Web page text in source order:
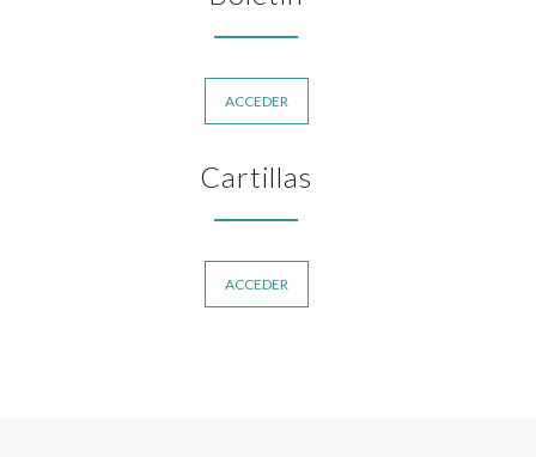
ACCEDER
Cartillas
ACCEDER